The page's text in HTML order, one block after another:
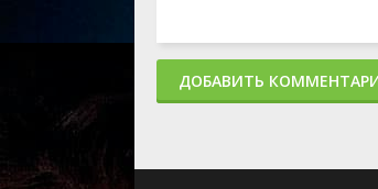
ДОБАВИТЬ